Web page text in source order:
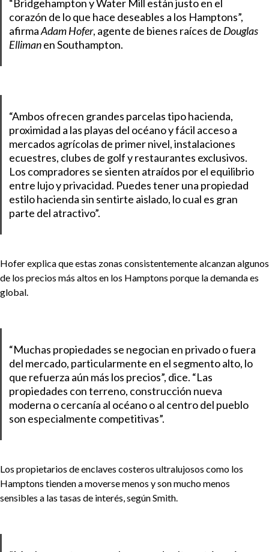
“Bridgehampton y Water Mill están justo en el
corazón de lo que hace deseables a los Hamptons”,
afirmaAdam Hofer, agente de bienes raíces de Douglas
Ellimanen Southampton.
“Ambos ofrecen grandes parcelas tipo hacienda,
proximidad a las playas del océano y fácil acceso a
mercados agrícolas de primer nivel, instalaciones
ecuestres, clubes de golf y restaurantes exclusivos.
Los compradores se sienten atraídos por el equilibrio
entre lujo y privacidad. Puedes tener una propiedad
estilo hacienda sin sentirte aislado, lo cual es gran
parte del atractivo”.
Hofer explica que estas zonas consistentemente alcanzan algunos
de los precios más altos en los Hamptons porque la demanda es
global.
“Muchas propiedades se negocian en privado o fuera
del mercado, particularmente en el segmento alto, lo
que refuerza aún más los precios”, dice. “Las
propiedades con terreno, construcción nueva
moderna o cercanía al océano o al centro del pueblo
son especialmente competitivas”.
Los propietarios de enclaves costeros ultralujosos como los
Hamptons tienden a moverse menos y son mucho menos
sensibles a las tasas de interés, según Smith.